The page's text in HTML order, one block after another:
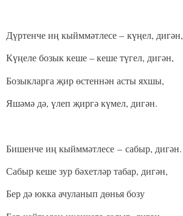
Дүртенче иң кыйммәтлесе – күңел, дигән,
Күңеле бозык кеше – кеше түгел, дигән,
Бозыкларга җир өстеннән асты яхшы,
Яшәмә дә, үлеп җиргә күмел, дигән.
Бишенче иң кыйммәтлесе – сабыр, дигән.
Сабыр кеше зур бәхетләр табар, дигән,
Бер дә юкка ачуланып дөнья бозу